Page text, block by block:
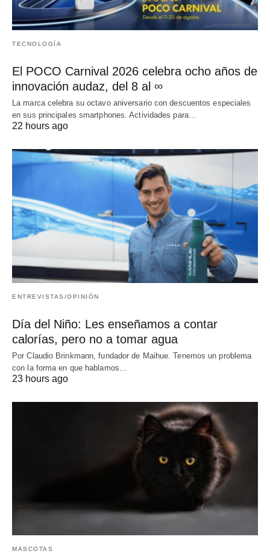
TECNOLOGÍA
El POCO Carnival 2026 celebra ocho años de
innovación audaz, del 8 al ∞
La marca celebra su octavo aniversario con descuentos especiales
en sus principales smartphones. Actividades para…
22 hours ago
ENTREVISTAS/OPINIÓN
Día del Niño: Les enseñamos a contar
calorías, pero no a tomar agua
Por Claudio Brinkmann, fundador de Maihue. Tenemos un problema
con la forma en que hablamos…
23 hours ago
MASCOTAS